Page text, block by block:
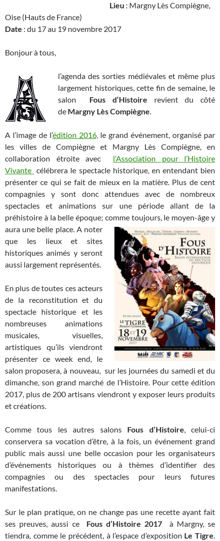
Lieu : Margny Lès Compiègne,
Oise (Hauts de France)
Date : du 17 au 19 novembre 2017
Bonjour à tous,
l’agenda des sorties médiévales et même plus
largement historiques, cette fin de semaine, le
salon Fous d’Histoire revient du côté
de Margny Lès Compiègne.
A l’image de l’édition 2016,le grand événement, organisé par
les villes de Compiègne et Margny Lès Compiègne, en
collaboration étroite avec l’Association pour l’Histoire
Vivante célébrera le spectacle historique, en entendant bien
présenter ce qui se fait de mieux en la matière. Plus de cent
compagnies y sont donc attendues avec de nombreux
spectacles et animations sur une période allant de la
préhistoire à la belle époque; comme toujours, le moyen-âge y
aura une belle place. A noter
que les lieux et sites
historiques animés y seront
aussi largement représentés.
En plus de toutes ces acteurs
de la reconstitution et du
spectacle historique et les
nombreuses animations
musicales, visuelles,
artistiques qu’ils viendront
présenter ce week end, le
salon proposera, à nouveau, sur les journées du samedi et du
dimanche, son grand marché de l’Histoire. Pour cette édition
2017, plus de 200 artisans viendront y exposer leurs produits
et créations.
Comme tous les autres salons Fous d’Histoire, celui-ci
conservera sa vocation d’être, à la fois, un événement grand
public mais aussi une belle occasion pour les organisateurs
d’événements historiques ou à thèmes d’identifier des
compagnies ou des spectacles pour leurs futures
manifestations.
Sur le plan pratique, on ne change pas une recette ayant fait
ses preuves, aussi ce Fous d’Histoire 2017 à Margny, se
tiendra, comme le précédent, à l’espace d’exposition Le Tigre.